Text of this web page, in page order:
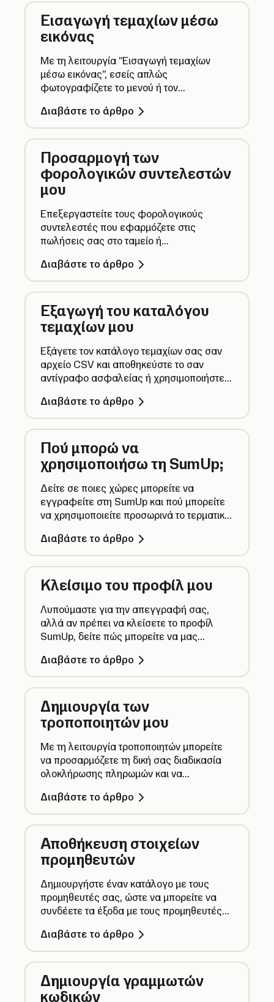
Εισαγωγή τεμαχίων μέσω
εικόνας
Με τη λειτουργία "Εισαγωγή τεμαχίων
μέσω εικόνας", εσείς απλώς
φωτογραφίζετε το μενού ή τον
αναλαμβάνει τα υπόλοιπα. Κάντε τη
διαχείριση του καταλόγου τεμαχίων σας
πιο εύκολη, πιο γρήγορη και πιο
αποτελεσματική.
Διαβάστε το άρθρο
Προσαρμογή των
φορολογικών συντελεστών
μου
Επεξεργαστείτε τους φορολογικούς
συντελεστές που εφαρμόζετε στις
πωλήσεις σας στο ταμείο ή
φορολογικούς συντελεστές. Οι
προεπιλεγμένοι συντελεστές αντιστοιχούν
στους συντελεστές ΦΠΑ για την Ιρλανδία
και περιλαμβάνουν επίσης έναν
φορολογικό συντελεστή 0%.
Διαβάστε το άρθρο
Εξαγωγή του καταλόγου
τεμαχίων μου
Εξάγετε τον κατάλογο τεμαχίων σας σαν
αρχείο CSV και αποθηκεύστε το σαν
αντίγραφο ασφαλείας ή χρησιμοποιήστε
Διαβάστε το άρθρο
Πού μπορώ να
χρησιμοποιήσω τη SumUp;
Δείτε σε ποιες χώρες μπορείτε να
εγγραφείτε στη SumUp και πού μπορείτε
να χρησιμοποιείτε προσωρινά το τερματικό
Διαβάστε το άρθρο
Κλείσιμο του προφίλ μου
Λυπούμαστε για την απεγγραφή σας,
αλλά αν πρέπει να κλείσετε το προφίλ
SumUp, δείτε πώς μπορείτε να μας
Διαβάστε το άρθρο
Δημιουργία των
τροποποιητών μου
Με τη λειτουργία τροποποιητών μπορείτε
να προσαρμόζετε τη δική σας διαδικασία
ολοκλήρωσης πληρωμών και να
που απαιτούνται στον κατάλογό σας.
Διαβάστε το άρθρο
Αποθήκευση στοιχείων
προμηθευτών
Δημιουργήστε έναν κατάλογο με τους
προμηθευτές σας, ώστε να μπορείτε να
συνδέετε τα έξοδα με τους προμηθευτές
τα στοιχεία κάθε φορά.
Διαβάστε το άρθρο
Δημιουργία γραμμωτών
κωδικών